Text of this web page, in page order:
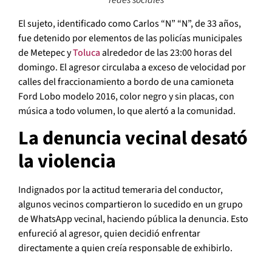
El sujeto, identificado como Carlos “N” “N”, de 33 años,
fue detenido por elementos de las policías municipales
de Metepec yTolucaalrededor de las 23:00 horas del
domingo. El agresor circulaba a exceso de velocidad por
calles del fraccionamiento a bordo de una camioneta
Ford Lobo modelo 2016, color negro y sin placas, con
música a todo volumen, lo que alertó a la comunidad.
La denuncia vecinal desató
la violencia
Indignados por la actitud temeraria del conductor,
algunos vecinos compartieron lo sucedido en un grupo
de WhatsApp vecinal, haciendo pública la denuncia. Esto
enfureció al agresor, quien decidió enfrentar
directamente a quien creía responsable de exhibirlo.